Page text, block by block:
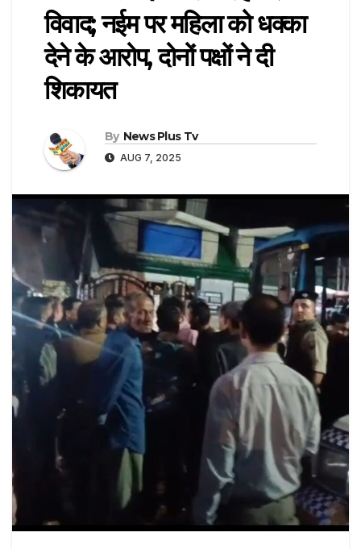
विवाद; नईम पर महिला को धक्का
देने के आरोप, दोनों पक्षों ने दी
शिकायत
By News Plus Tv
AUG 7, 2025